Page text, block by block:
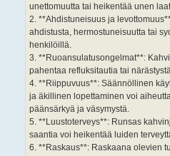
unettomuutta tai heikentää unen
2. **Ahdistuneisuus ja
ahdistusta, hermostuneisuutta tai
henkilöillä.
3. **Ruoansulatusongelmat**:
pahentaa refluksitautia tai närästystä.
4. **Riippuvuus**: Säännöllinen
ja äkillinen lopettaminen voi
päänsärkyä ja väsymystä.
5. **Luustoterveys**: Runsas
saantia voi heikentää luiden
6. **Raskaus**: Raskaana olevien